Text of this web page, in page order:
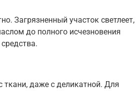
Загрязненный участок светлеет,
до полного исчезновения
даже с деликатной. Для